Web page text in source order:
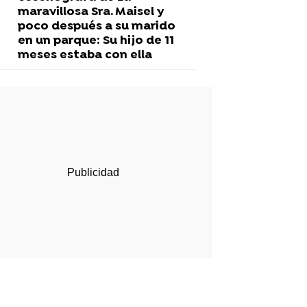
maravillosa Sra. Maisel y
poco después a su marido
en un parque: Su hijo de 11
meses estaba con ella